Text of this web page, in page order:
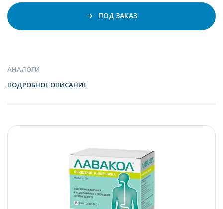
ПОД ЗАКАЗ
АНАЛОГИ
ПОДРОБНОЕ ОПИСАНИЕ